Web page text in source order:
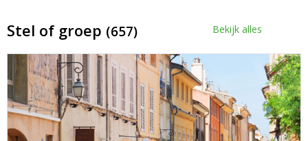
Stel of groep (657) Bekijk alles